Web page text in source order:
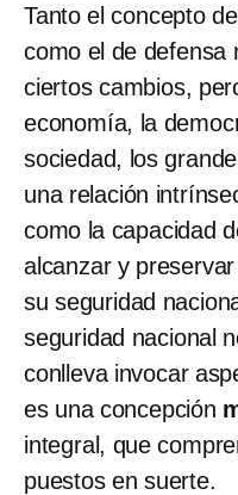
Tanto el concepto
como el de defensa
ciertos cambios,
economía, la
sociedad, los
una relación
como la capacidad
alcanzar y
su seguridad
seguridad nacional
conlleva invocar
es una concepción
integral, que
puestos en suerte.